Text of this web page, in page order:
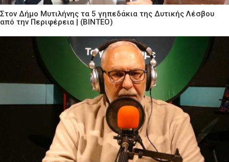
Στον Δήμο Μυτιλήνης τα 5 γηπεδάκια της Δυτικής Λέσβου
από την Περιφέρεια | (ΒΙΝΤΕΟ)